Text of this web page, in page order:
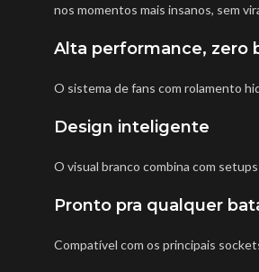
nos momentos mais insanos, sem
Alta performance, zero
O sistema de fans com rolamento
Design inteligente
O visual branco combina com
Pronto pra qualquer
Compatível com os principais